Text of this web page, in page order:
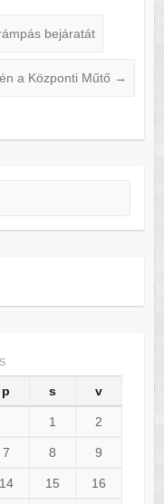
bejáratát
a Központi Műtő →
p s v
1 2
7 8 9
14 15 16